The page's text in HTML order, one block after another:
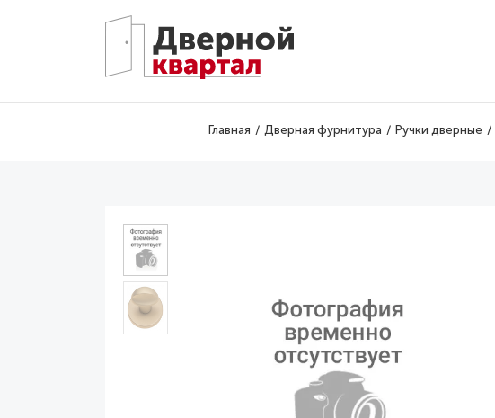
Главная Дверная фурнитура Ручки дверные